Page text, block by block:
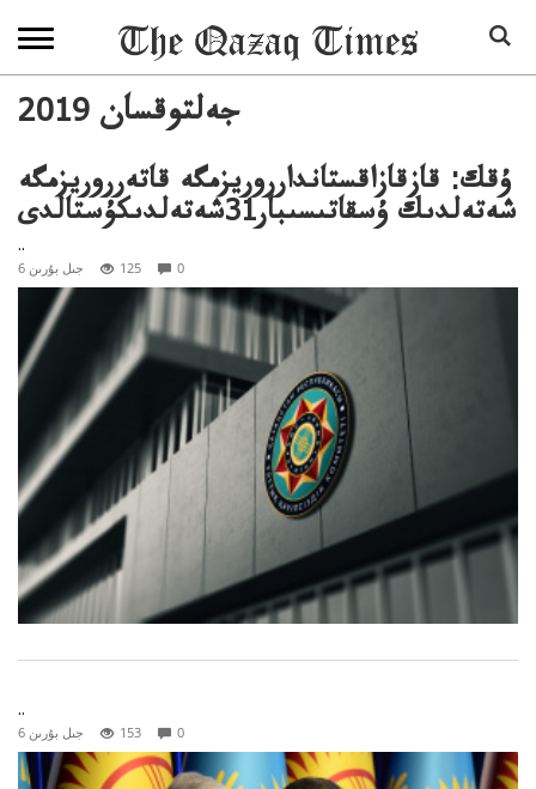
2019 جەلتوقسان
ۇقك: قازقازاقستاندارروريزمگە قاتەرروريزمگە
شەتەلدىك ۇسقاتىسىبار31شەتەلدىكۇستالدى
..
6 جىل بۇرىن 125 0
..
6 جىل بۇرىن 153 0